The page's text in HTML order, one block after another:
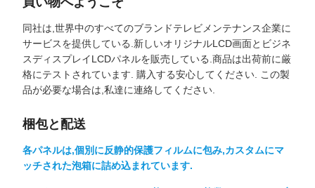
同社は,世界中のすべてのブランドテレビメンテナンス企業に
サービスを提供している.新しいオリジナルLCD画面とビジネ
スディスプレイLCDパネルを販売している.商品は出荷前に厳
格にテストされています. 購入する安心してください. この製
品が必要な場合は,私達に連絡してください.
梱包と配送
各パネルは,個別に反静的保護フィルムに包み,カスタムにマ
ッチされた泡箱に詰め込まれています.